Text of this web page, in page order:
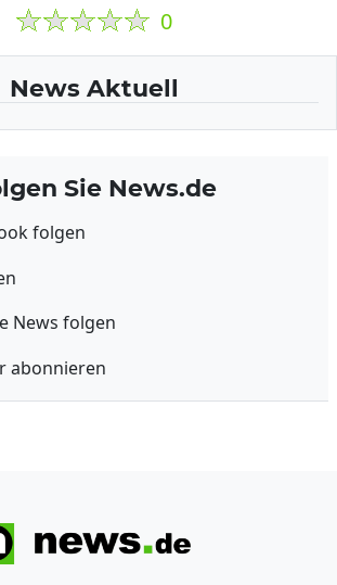
0
News Aktuell
Sie News.de
folgen
News folgen
abonnieren